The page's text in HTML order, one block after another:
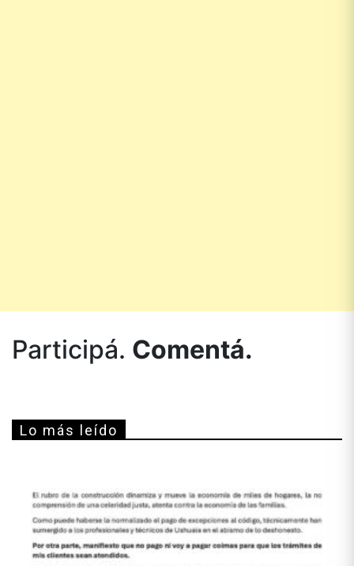
Participá. Comentá.
Lo más leído